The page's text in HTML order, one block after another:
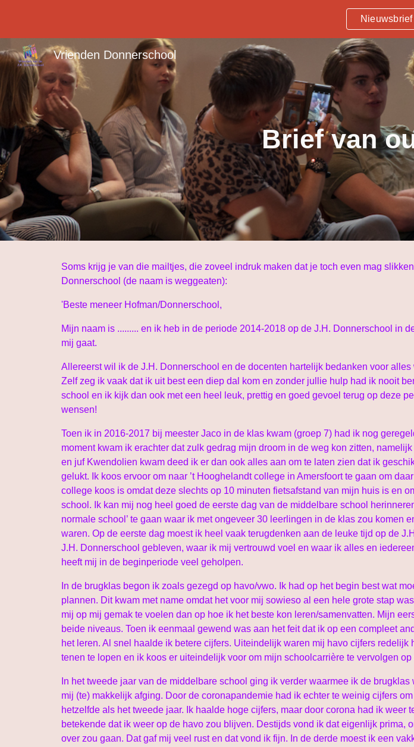
Vrienden Donnerschool
Brief van
Soms krijg je van die mailtjes, die zoveel indruk maken dat je toch even mag
Donnerschool (de naam is weggeaten):
'Beste meneer Hofman/Donnerschool,
Mijn naam is ......... en ik heb in de periode 2014-2018 op de J.H. Donnerschool
mij gaat.
Allereerst wil ik de J.H. Donnerschool en de docenten hartelijk bedanken voor
Zelf zeg ik vaak dat ik uit best een diep dal kom en zonder jullie hulp had ik nooit
school en ik kijk dan ook met een heel leuk, prettig en goed gevoel terug op deze
wensen!
Toen ik in 2016-2017 bij meester Jaco in de klas kwam (groep 7) had ik nog
moment kwam ik erachter dat zulk gedrag mijn droom in de weg kon zitten,
en juf Kwendolien kwam deed ik er dan ook alles aan om te laten zien dat ik
gelukt. Ik koos ervoor om naar ’t Hooghelandt college in Amersfoort te gaan om
college koos is omdat deze slechts op 10 minuten fietsafstand van mijn huis is en
school. Ik kan mij nog heel goed de eerste dag van de middelbare school
normale school’ te gaan waar ik met ongeveer 30 leerlingen in de klas zou
waren. Op de eerste dag moest ik heel vaak terugdenken aan de leuke tijd op de
J.H. Donnerschool gebleven, waar ik mij vertrouwd voel en waar ik alles en
heeft mij in de beginperiode veel geholpen.
In de brugklas begon ik zoals gezegd op havo/vwo. Ik had op het begin best wat
plannen. Dit kwam met name omdat het voor mij sowieso al een hele grote stap
mij op mij gemak te voelen dan op hoe ik het beste kon leren/samenvatten. Mijn
beide niveaus. Toen ik eenmaal gewend was aan het feit dat ik op een compleet
het leren. Al snel haalde ik betere cijfers. Uiteindelijk waren mij havo cijfers
tenen te lopen en ik koos er uiteindelijk voor om mijn schoolcarrière te vervolgen op
In het tweede jaar van de middelbare school ging ik verder waarmee ik de
mij (te) makkelijk afging. Door de coronapandemie had ik echter te weinig cijfers
hetzelfde als het tweede jaar. Ik haalde hoge cijfers, maar door corona had ik
betekende dat ik weer op de havo zou blijven. Destijds vond ik dat eigenlijk
over zou gaan. Dat gaf mij veel rust en dat vond ik fijn. In de derde moest ik een